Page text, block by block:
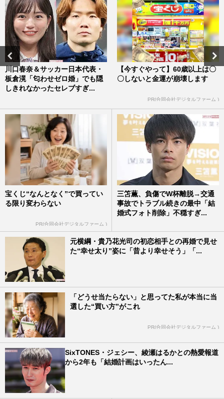
川口春奈＆サッカー日本代表・
板倉滉「匂わせゼロ婚」でも隠
しきれなかったセレブすぎ...
【今すぐやって】60歳以上は〇
〇しないと金運が崩壊します
PR(合同会社デジタルファーム )
宝くじ“なんとなく”で買ってい
る限り変わらない
PR(合同会社デジタルファーム )
三笘薫、負傷でW杯離脱→交通
事故でトラブル続きの最中「結
婚式フォト削除」不穏すぎ...
元横綱・貴乃花光司の初恋相手との再婚で見せ
た“幸せ太り”姿に「昔より幸せそう」「...
「どうせ当たらない」と思ってた私が本当に当
選した“買い方”がこれ
PR(合同会社デジタルファーム )
SixTONES・ジェシー、綾瀬はるかとの熱愛報道
から2年も「結婚計画はいったん...